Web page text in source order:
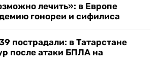
лечить»: в Европе
гонореи и сифилиса
пострадали: в Татарстане
после атаки БПЛА на